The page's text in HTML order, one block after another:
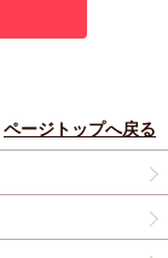
ページトップへ戻る